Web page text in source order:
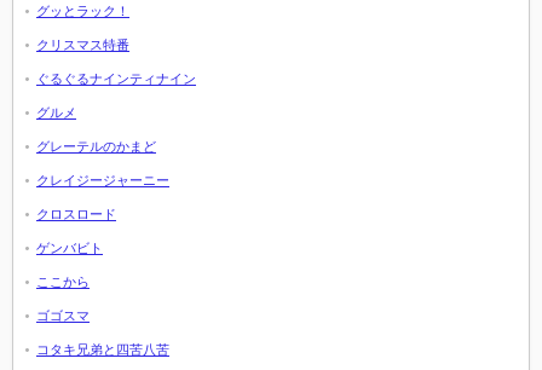
グッとラック！
クリスマス特番
ぐるぐるナインティナイン
グルメ
グレーテルのかまど
クレイジージャーニー
クロスロード
ゲンバビト
ここから
ゴゴスマ
コタキ兄弟と四苦八苦